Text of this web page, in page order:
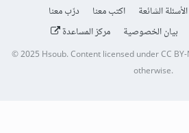
الأسئلة الشائعة اكتب معنا
درّب معنا
بيان الخصوصية مركز المساعدة
© 2025Hsoub.Content licensed underCC
otherwise.